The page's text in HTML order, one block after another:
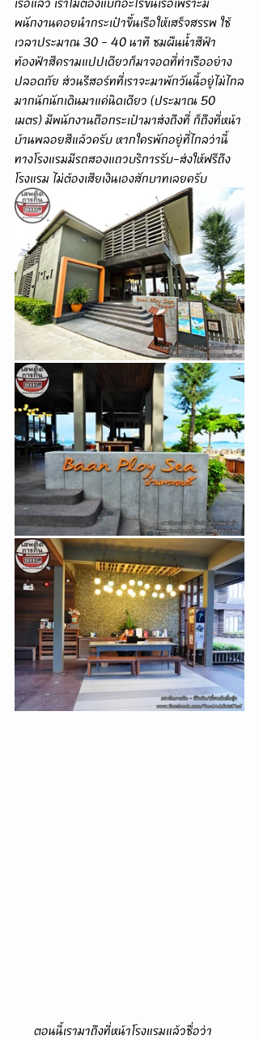
พนักงานคอยนำกระเป๋าขึ้นเรือให้เสร็จสรรพ ใช้
เวลาประมาณ 30 - 40 นาที ชมผืนน้ำสีฟ้า
ท้องฟ้าสีครามแปปเดียวก็มาจอดที่ท่าเรืออย่าง
ปลอดภัย ส่วนรีสอร์ทที่เราจะมาพักวันนี้อยู่ไม่ไกล
มากนักนักเดินมาแค่นิดเดียว (ประมาณ 50
เมตร) มีพนักงานถือกระเป๋ามาส่งถึงที่ ก็ถึงที่หน้า
บ้านพลอยสีแล้วครับ หากใครพักอยู่ที่ไกลว่านี้
ทางโรงแรมมีรถสองแถวบริการรับ-ส่งให้ฟรีถึง
โรงแรม ไม่ต้องเสียเงินเองสักบาทเลยครับ